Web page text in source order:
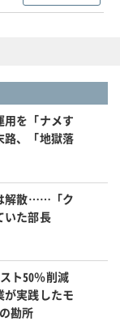
用を「ナメす
路、「地獄落
解散……「ク
いた部長
ト50％削減
が実践したモ
勘所